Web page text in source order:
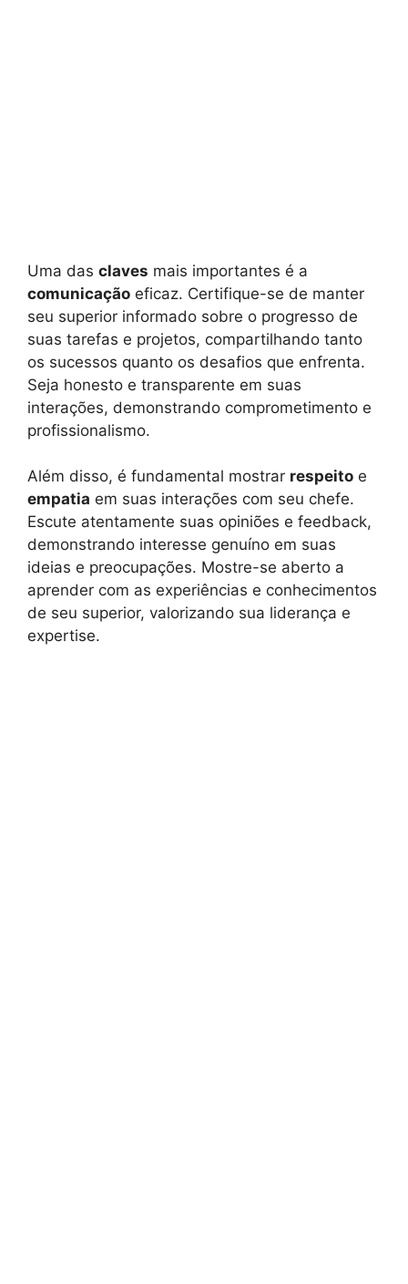
Uma das claves mais importantes é a
comunicação eficaz. Certifique-se de manter
seu superior informado sobre o progresso de
suas tarefas e projetos, compartilhando tanto
os sucessos quanto os desafios que enfrenta.
Seja honesto e transparente em suas
interações, demonstrando comprometimento e
profissionalismo.
Além disso, é fundamental mostrar respeito e
empatia em suas interações com seu chefe.
Escute atentamente suas opiniões e feedback,
demonstrando interesse genuíno em suas
ideias e preocupações. Mostre-se aberto a
aprender com as experiências e conhecimentos
de seu superior, valorizando sua liderança e
expertise.